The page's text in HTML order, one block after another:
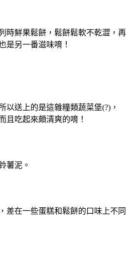
時鮮果鬆餅，鬆餅鬆軟不乾澀，再
是另一番滋味唷！
以送上的是這雜糧類蔬菜堡(?)，
且吃起來頗清爽的唷！
薯泥。
差在一些蛋糕和鬆餅的口味上不同